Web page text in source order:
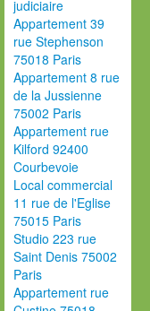
judiciaire
Appartement 39
rue Stephenson
75018 Paris
Appartement 8 rue
de la Jussienne
75002 Paris
Appartement rue
Kilford 92400
Courbevoie
Local commercial
11 rue de l'Eglise
75015 Paris
Studio 223 rue
Saint Denis 75002
Paris
Appartement rue